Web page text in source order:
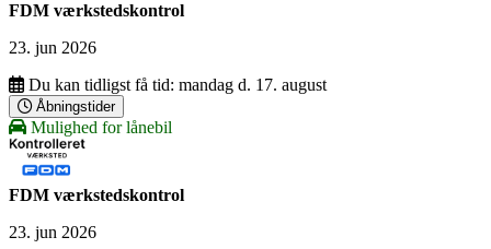
FDM værkstedskontrol
23. jun 2026
Du kan tidligst få tid: mandag d. 17. august
Åbningstider
Mulighed for lånebil
FDM værkstedskontrol
23. jun 2026